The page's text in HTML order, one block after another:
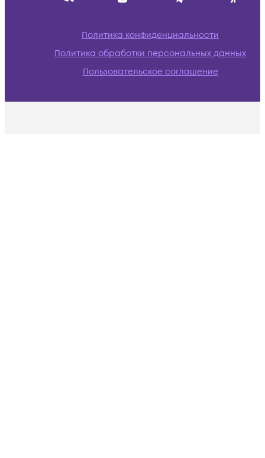
Политика конфиденциальности
Политика обработки персональных данных
Пользовательское соглашение